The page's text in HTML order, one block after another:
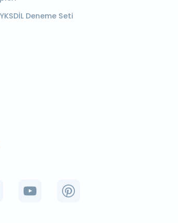
Deneme Seti